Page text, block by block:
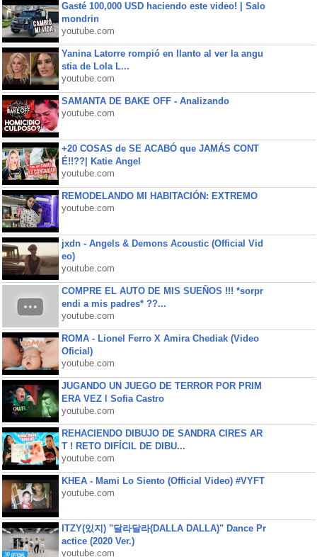
Gasté 100,000 USD haciendo este video! | Salo
mondrin
youtube.com
Yanina Latorre rompió en llanto al ver la angu
stia de Lola L...
youtube.com
SAMANTA DE BAKE OFF - Analizando
youtube.com
+20 COSAS de SE ACABÓ que JAMÁS CONT
É!!??| Katie Angel
youtube.com
REMODELANDO MI HABITACIÓN: EXTREMO
youtube.com
jxdn - Angels & Demons Acoustic (Official Vid
eo)
youtube.com
COMPRE EL AUTO DE MIS SUEÑOS !!! *sorpr
endi a mis padres* ??...
youtube.com
ROMA - Lionel Ferro X Amira Chediak (Video
Oficial)
youtube.com
JUGANDO UN JUEGO DE TERROR POR PRIM
ERA VEZ l Sofia Castro
youtube.com
REHACIENDO DIBUJO DE SANDRA CIRES AR
T ! RETO DIFÍCIL DE DIBU...
youtube.com
KHEA - Mami Lo Siento (Official Video) #VYFT
youtube.com
ITZY(있지) "달라달라(DALLA DALLA)" Dance Pr
actice (2020 Ver.)
youtube.com